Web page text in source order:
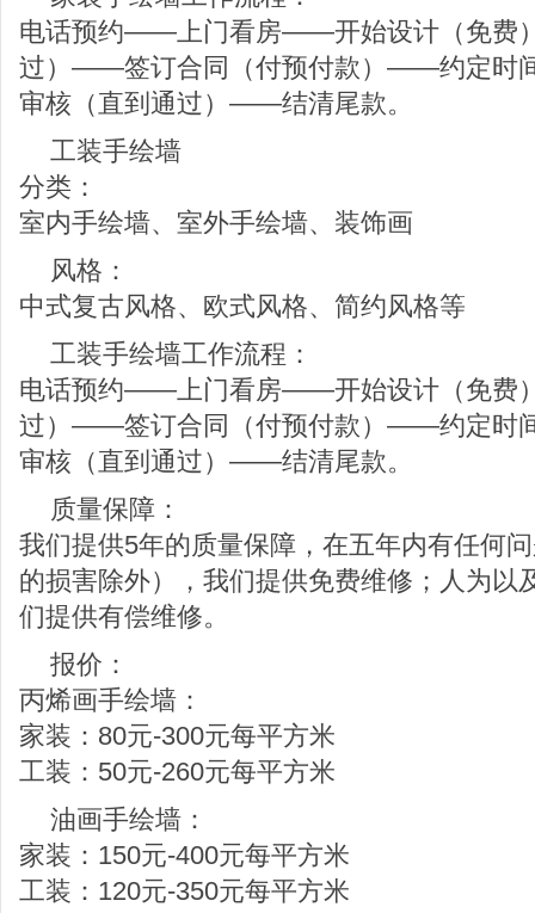
电话预约——上门看房——开始设计（免费
过）——签订合同（付预付款）——约定
审核（直到通过）——结清尾款。
工装手绘墙
分类：
室内手绘墙、室外手绘墙、装饰画
风格：
中式复古风格、欧式风格、简约风格等
工装手绘墙工作流程：
电话预约——上门看房——开始设计（免费
过）——签订合同（付预付款）——约定
审核（直到通过）——结清尾款。
质量保障：
我们提供5年的质量保障，在五年内有任何
的损害除外），我们提供免费维修；人为以
们提供有偿维修。
报价：
丙烯画手绘墙：
家装：80元-300元每平方米
工装：50元-260元每平方米
油画手绘墙：
家装：150元-400元每平方米
工装：120元-350元每平方米